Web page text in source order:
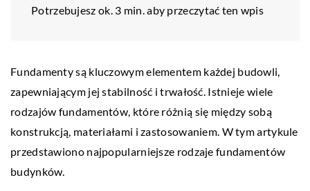
Potrzebujesz ok. 3 min. aby przeczytać ten wpis
Fundamenty są kluczowym elementem każdej budowli,
zapewniającym jej stabilność i trwałość. Istnieje wiele
rodzajów fundamentów, które różnią się między sobą
konstrukcją, materiałami i zastosowaniem. W tym artykule
przedstawiono najpopularniejsze rodzaje fundamentów
budynków.